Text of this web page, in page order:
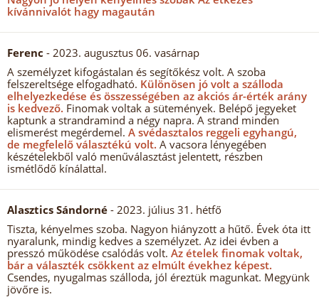
kívánnivalót hagy magaután
Ferenc - 2023. augusztus 06. vasárnap
A személyzet kifogástalan és segítőkész volt. A szoba
felszereltsége elfogadható. Különösen jó volt a szálloda
elhelyezkedése és összességében az akciós ár-érték arány
is kedvező. Finomak voltak a sütemények. Belépő jegyeket
kaptunk a strandramind a négy napra. A strand minden
elismerést megérdemel. A svédasztalos reggeli egyhangú,
de megfelelő választékú volt. A vacsora lényegében
készételekből való menűválasztást jelentett, részben
ismétlődő kínálattal.
Alasztics Sándorné - 2023. július 31. hétfő
Tiszta, kényelmes szoba. Nagyon hiányzott a hűtő. Évek óta itt
nyaralunk, mindig kedves a személyzet. Az idei évben a
presszó működése csalódás volt. Az ételek finomak voltak,
bár a választék csökkent az elmúlt évekhez képest.
Csendes, nyugalmas szálloda, jól éreztük magunkat. Megyünk
jövőre is.